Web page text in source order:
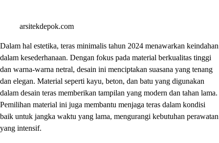
arsitekdepok.com
Dalam hal estetika, teras minimalis tahun 2024 menawarkan keindahan
dalam kesederhanaan. Dengan fokus pada material berkualitas tinggi
dan warna-warna netral, desain ini menciptakan suasana yang tenang
dan elegan. Material seperti kayu, beton, dan batu yang digunakan
dalam desain teras memberikan tampilan yang modern dan tahan lama.
Pemilihan material ini juga membantu menjaga teras dalam kondisi
baik untuk jangka waktu yang lama, mengurangi kebutuhan perawatan
yang intensif.